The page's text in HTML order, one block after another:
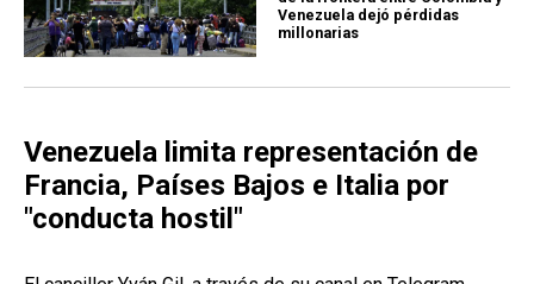
Venezuela dejó pérdidas
millonarias
Venezuela limita representación de
Francia, Países Bajos e Italia por
"conducta hostil"